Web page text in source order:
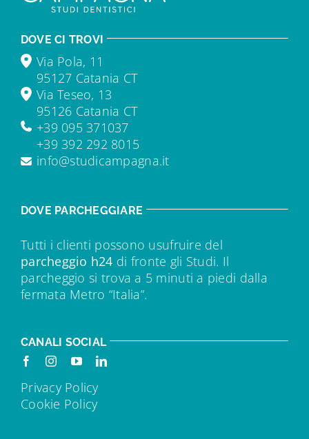
DOVE CI TROVI
Via Pola, 11
95127 Catania CT
Via Teseo, 13
95126 Catania CT
+39 095 371037
+39 392 292 8015
info@studicampagna.it
DOVE PARCHEGGIARE
Tutti i clienti possono usufruire del
parcheggio h24 di fronte gli Studi. Il
parcheggio si trova a 5 minuti a piedi dalla
fermata Metro “Italia”.
CANALI SOCIAL
Privacy Policy
Cookie Policy